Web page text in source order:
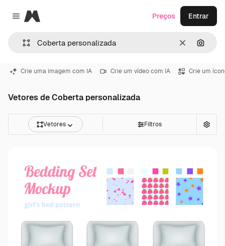
Close menu
Magnific
Limpar
Preços Entrar
Crie uma imagem com IA Crie um vídeo com IA Crie um
Vetores de Coberta personalizada
Vetores Filtros